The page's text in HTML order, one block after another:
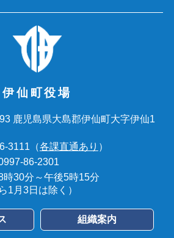
伊仙町役場
鹿児島県大島郡伊仙町大字伊仙1
3111（各課直通あり ）
86-2301
時30分～午後5時15分
1月3日は除く）
組織案内